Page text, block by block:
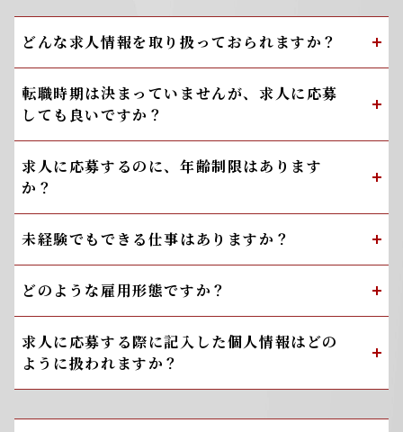
どんな求人情報を取り扱っておられますか？
転職時期は決まっていませんが、求人に応募
しても良いですか？
求人に応募するのに、年齢制限はあります
か？
未経験でもできる仕事はありますか？
どのような雇用形態ですか？
求人に応募する際に記入した個人情報はどの
ように扱われますか？